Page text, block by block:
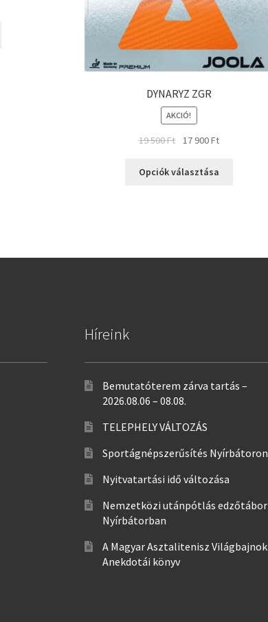
DYNARYZ ZGR
AKCIÓ!
19 500Ft 17 900Ft
Opciók választása
Híreink
Bemutatóterem zárva tartás –
2026.08.06 – 08.08.
TELEPHELY VÁLTOZÁS
Sportágnépszerűsítés Nyírbátoron
Nyitvatartási idő változása
Nemzetközi utánpótlás edzőtábor
Nyírbátorban
A Magyar Asztalitenisz Világbajnok
Anekdotái könyv